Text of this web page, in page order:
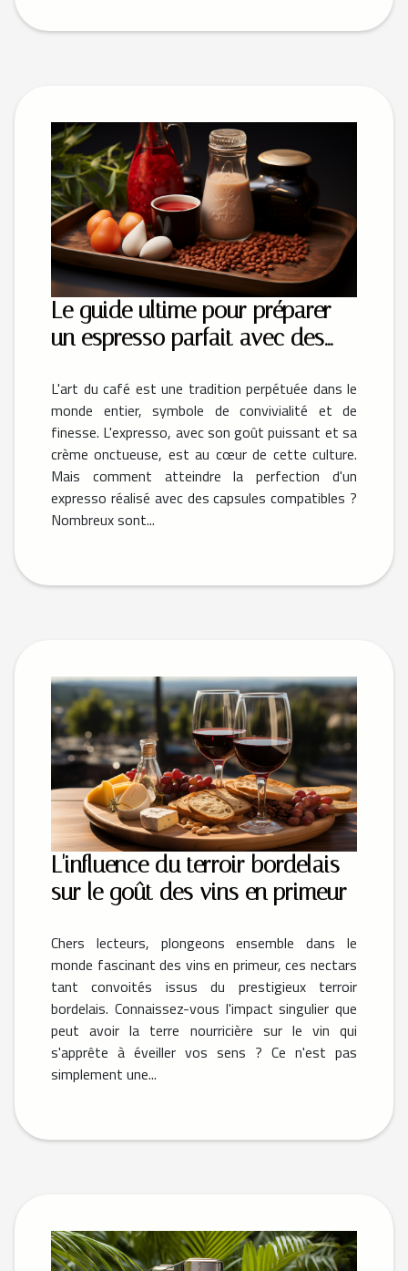
Le guide ultime pour préparer
un espresso parfait avec des
L'art du café est une tradition perpétuée dans le
monde entier, symbole de convivialité et de
finesse. L'expresso, avec son goût puissant et sa
crème onctueuse, est au cœur de cette culture.
Mais comment atteindre la perfection d'un
expresso réalisé avec des capsules compatibles ?
Nombreux sont...
L'influence du terroir bordelais
sur le goût des vins en primeur
Chers lecteurs, plongeons ensemble dans le
monde fascinant des vins en primeur, ces nectars
tant convoités issus du prestigieux terroir
bordelais. Connaissez-vous l'impact singulier que
peut avoir la terre nourricière sur le vin qui
s'apprête à éveiller vos sens ? Ce n'est pas
simplement une...